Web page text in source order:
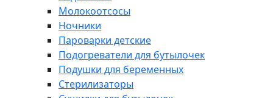
Молокоотсосы
Ночники
Пароварки детские
Подогреватели для бутылочек
Подушки для беременных
Стерилизаторы